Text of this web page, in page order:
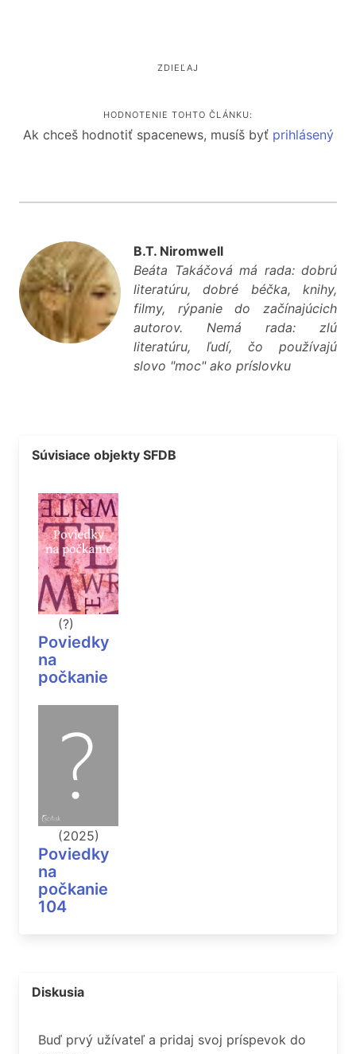
ZDIEĽAJ
HODNOTENIE TOHTO ČLÁNKU:
Ak chceš hodnotiť spacenews, musíš byť prihlásený
B.T. Niromwell
Beáta Takáčová má rada: dobrú
literatúru, dobré béčka, knihy,
filmy, rýpanie do začínajúcich
autorov. Nemá rada: zlú
literatúru, ľudí, čo používajú
slovo "moc" ako príslovku
Súvisiace objekty SFDB
(?)
Poviedky
na
počkanie
(2025)
Poviedky
na
počkanie
104
Diskusia
Buď prvý užívateľ a pridaj svoj príspevok do